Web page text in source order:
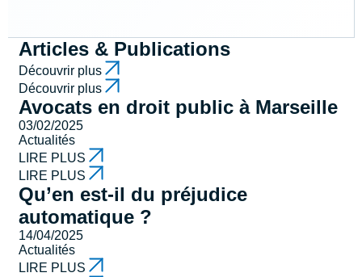
Articles & Publications
Découvrir plus
Découvrir plus
Avocats en droit public à Marseille
03/02/2025
Actualités
LIRE PLUS
LIRE PLUS
Qu’en est-il du préjudice
automatique ?
14/04/2025
Actualités
LIRE PLUS